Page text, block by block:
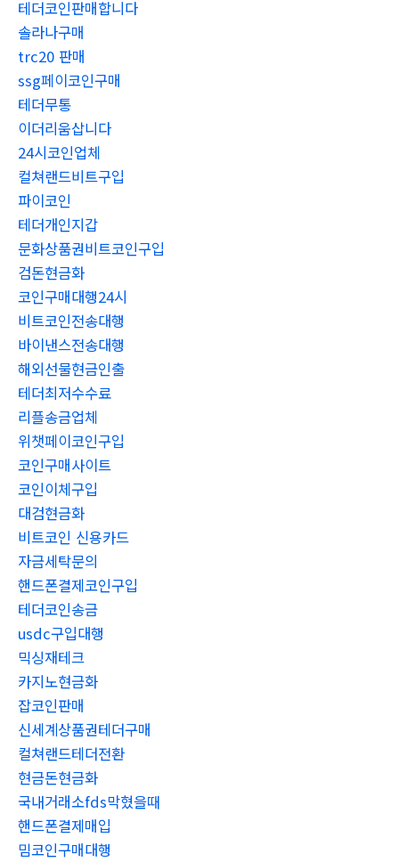
테더코인판매합니다
솔라나구매
trc20 판매
ssg페이코인구매
테더무통
이더리움삽니다
24시코인업체
컬쳐랜드비트구입
파이코인
테더개인지갑
문화상품권비트코인구입
검돈현금화
코인구매대행24시
비트코인전송대행
바이낸스전송대행
해외선물현금인출
테더최저수수료
리플송금업체
위챗페이코인구입
코인구매사이트
코인이체구입
대검현금화
비트코인 신용카드
자금세탁문의
핸드폰결제코인구입
테더코인송금
usdc구입대행
믹싱재테크
카지노현금화
잡코인판매
신세계상품권테더구매
컬쳐랜드테더전환
현금돈현금화
국내거래소fds막혔을때
핸드폰결제매입
밈코인구매대행